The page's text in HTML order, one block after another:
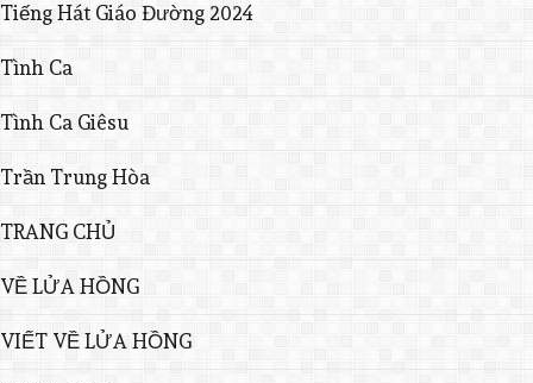
Tiếng Hát Giáo Đường 2024
Tình Ca
Tình Ca Giêsu
Trần Trung Hòa
TRANG CHỦ
VỀ LỬA HỒNG
VIẾT VỀ LỬA HỒNG